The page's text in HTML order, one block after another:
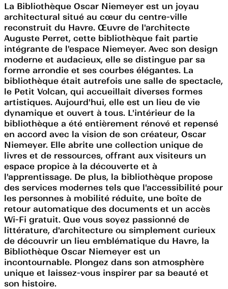
La Bibliothèque Oscar Niemeyer est un joyau
architectural situé au cœur du centre-ville
reconstruit du Havre. Œuvre de l'architecte
Auguste Perret, cette bibliothèque fait partie
intégrante de l'espace Niemeyer. Avec son design
moderne et audacieux, elle se distingue par sa
forme arrondie et ses courbes élégantes. La
bibliothèque était autrefois une salle de spectacle,
le Petit Volcan, qui accueillait diverses formes
artistiques. Aujourd'hui, elle est un lieu de vie
dynamique et ouvert à tous. L'intérieur de la
bibliothèque a été entièrement rénové et repensé
en accord avec la vision de son créateur, Oscar
Niemeyer. Elle abrite une collection unique de
livres et de ressources, offrant aux visiteurs un
espace propice à la découverte et à
l'apprentissage. De plus, la bibliothèque propose
des services modernes tels que l'accessibilité pour
les personnes à mobilité réduite, une boîte de
retour automatique des documents et un accès
Wi-Fi gratuit. Que vous soyez passionné de
littérature, d'architecture ou simplement curieux
de découvrir un lieu emblématique du Havre, la
Bibliothèque Oscar Niemeyer est un
incontournable. Plongez dans son atmosphère
unique et laissez-vous inspirer par sa beauté et
son histoire.